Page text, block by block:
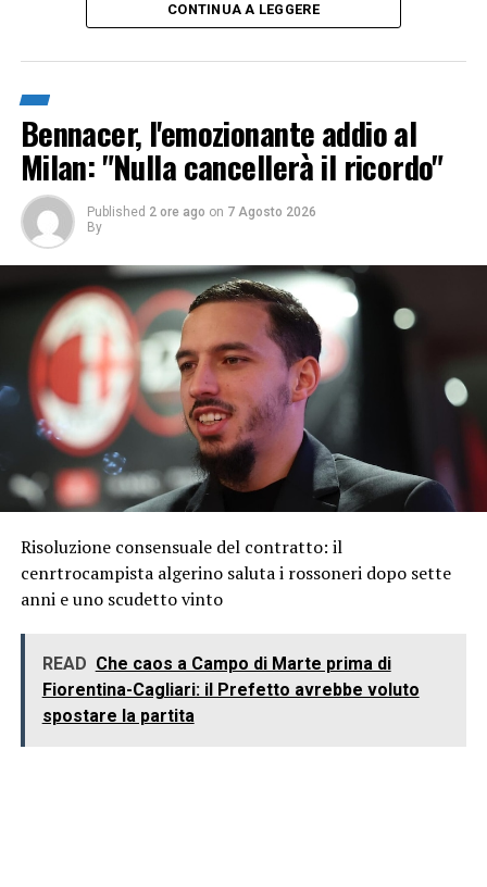
CONTINUA A LEGGERE
Bennacer, l'emozionante addio al
Milan: "Nulla cancellerà il ricordo"
Published 2 ore ago on 7 Agosto 2026
By
Risoluzione consensuale del contratto: il
cenrtrocampista algerino saluta i rossoneri dopo sette
anni e uno scudetto vinto
READ Che caos a Campo di Marte prima di
Fiorentina-Cagliari: il Prefetto avrebbe voluto
spostare la partita